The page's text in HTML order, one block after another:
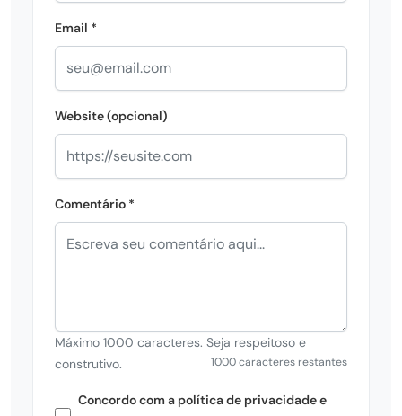
Email *
Website (opcional)
Comentário *
Máximo 1000 caracteres. Seja respeitoso e
construtivo.
1000 caracteres restantes
Concordo com a política de privacidade e